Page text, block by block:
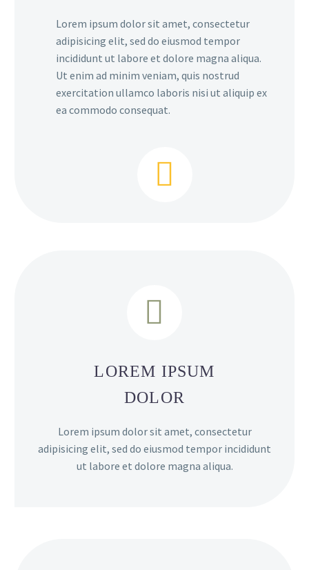
Lorem ipsum dolor sit amet, consectetur
adipisicing elit, sed do eiusmod tempor
incididunt ut labore et dolore magna aliqua.
Ut enim ad minim veniam, quis nostrud
exercitation ullamco laboris nisi ut aliquip ex
ea commodo consequat.




LOREM IPSUM
DOLOR
Lorem ipsum dolor sit amet, consectetur
adipisicing elit, sed do eiusmod tempor incididunt
ut labore et dolore magna aliqua.